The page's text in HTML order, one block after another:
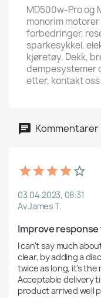
MD500w-Pro og
monorim
forbedringer,
sparkesykkel,
kjøretøy. Dekk,
dempesystemer
etter, kontakt
Kommentarer
03.04.2023, 08:31
Av James T.
Improve
I can't say much
clear, by adding a
twice as long, it's the
Acceptable delivery
product arrived well